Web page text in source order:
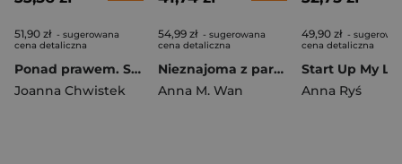
51,90 zł - sugerowana
cena detaliczna
Ponad prawem. Straight to Revenge. Tom 2
Joanna Chwistek
54,99 zł - sugerowana
cena detaliczna
Nieznajoma z parku
Anna M. Wan
49,90 zł -
cena detaliczna
Start Up My
Anna Ryś